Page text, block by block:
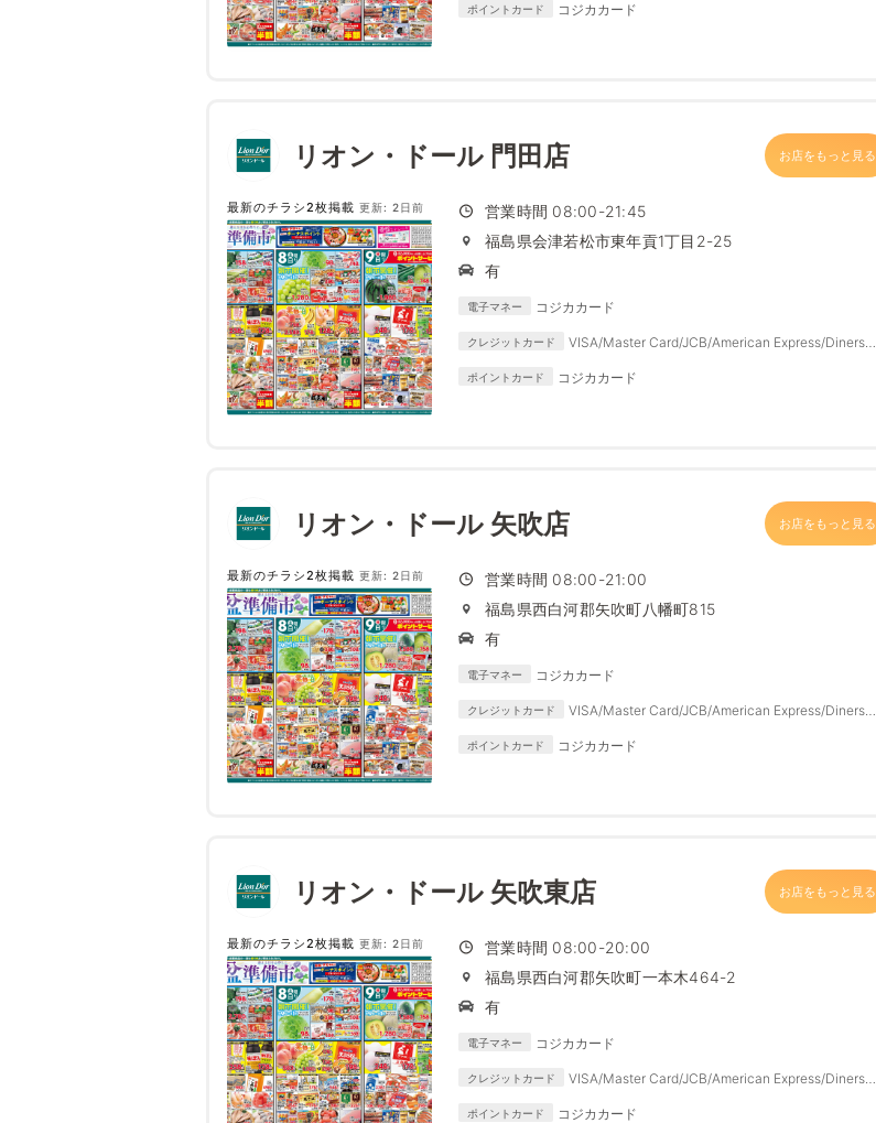
ポイントカード コジカカード
リオン・ドール 門田店 お店をもっと見る
最新のチラシ2枚掲載 更新: 2日前
営業時間 08:00-21:45
福島県会津若松市東年貢1丁目2-25
有
電子マネー コジカカード
クレジットカード
VISA/Master Card/JCB/American Express/Diners
ポイントカード コジカカード
リオン・ドール 矢吹店 お店をもっと見る
最新のチラシ2枚掲載 更新: 2日前
営業時間 08:00-21:00
福島県西白河郡矢吹町八幡町815
有
電子マネー コジカカード
クレジットカード
VISA/Master Card/JCB/American Express/Diners
ポイントカード コジカカード
リオン・ドール 矢吹東店 お店をもっと見る
最新のチラシ2枚掲載 更新: 2日前
営業時間 08:00-20:00
福島県西白河郡矢吹町一本木464-2
有
電子マネー コジカカード
クレジットカード
VISA/Master Card/JCB/American Express/Diners
ポイントカード コジカカード